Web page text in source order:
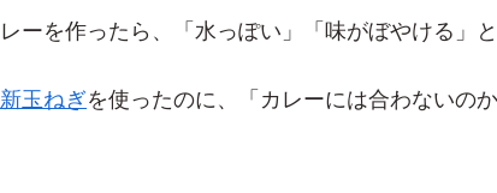
ーを作ったら、「水っぽい」「味がぼやける」
新玉ねぎを使ったのに、「カレーには合わないの